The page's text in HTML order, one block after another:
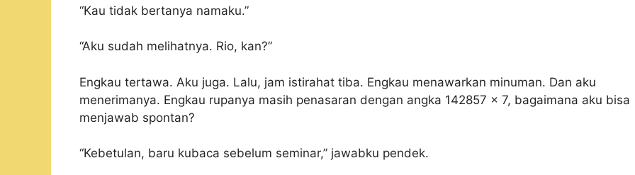
“Kau tidak bertanya namaku.”
“Aku sudah melihatnya. Rio, kan?”
Engkau tertawa. Aku juga. Lalu, jam istirahat tiba. Engkau menawarkan minuman. Dan aku
menerimanya. Engkau rupanya masih penasaran dengan angka 142857 x 7, bagaimana aku bisa
menjawab spontan?
“Kebetulan, baru kubaca sebelum seminar,” jawabku pendek.